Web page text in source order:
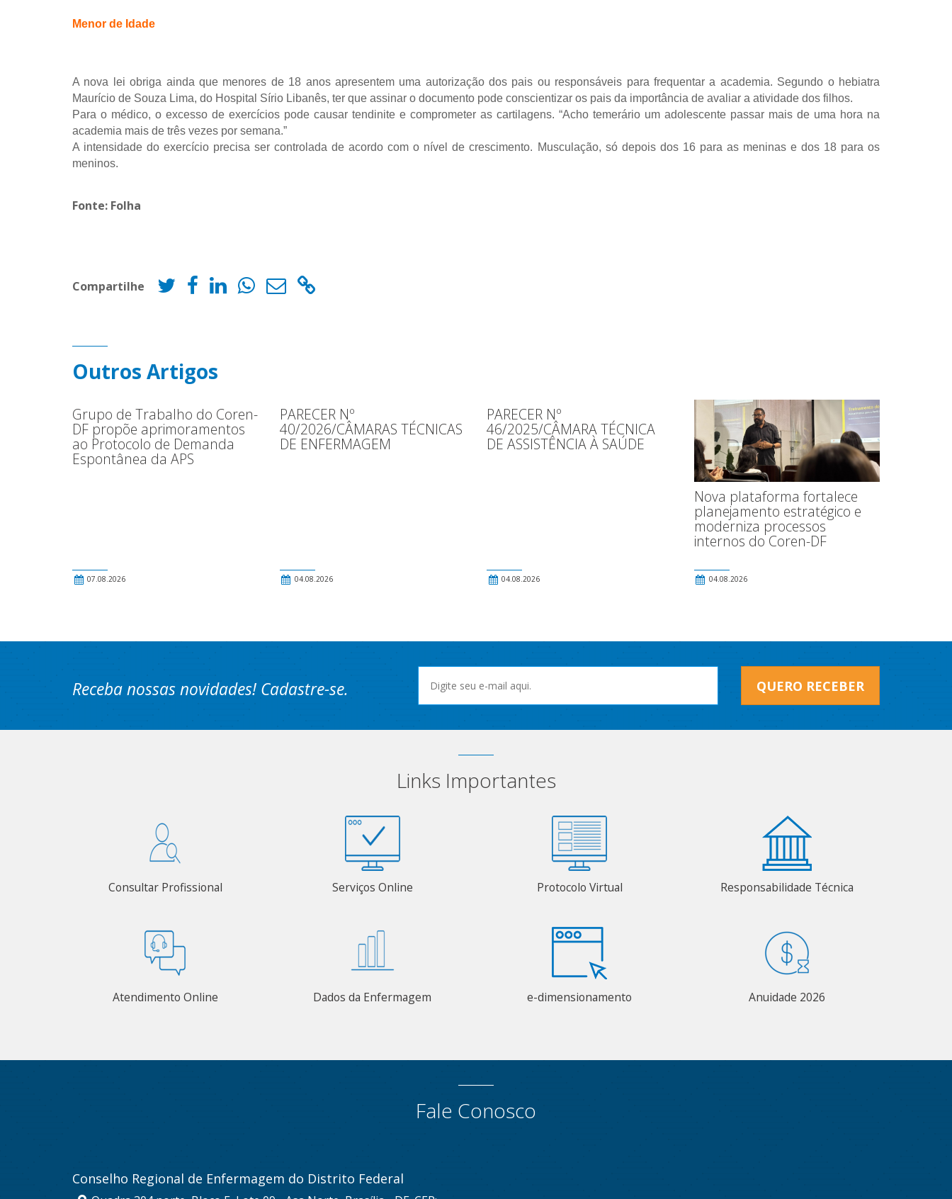
Menor de Idade
A nova lei obriga ainda que menores de 18 anos apresentem uma autorização dos pais ou responsáveis para frequentar a academia. Segundo o hebiatra
Maurício de Souza Lima, do Hospital Sírio Libanês, ter que assinar o documento pode conscientizar os pais da importância de avaliar a atividade dos filhos.
Para o médico, o excesso de exercícios pode causar tendinite e comprometer as cartilagens. “Acho temerário um adolescente passar mais de uma hora na
academia mais de três vezes por semana.”
A intensidade do exercício precisa ser controlada de acordo com o nível de crescimento. Musculação, só depois dos 16 para as meninas e dos 18 para os
meninos.
Fonte: Folha
Compartilhe
Outros Artigos
Grupo de Trabalho do Coren-
DF propõe aprimoramentos
ao Protocolo de Demanda
Espontânea da APS
07.08.2026
PARECER Nº
40/2026/CÂMARAS TÉCNICAS
DE ENFERMAGEM
04.08.2026
PARECER Nº
46/2025/CÂMARA TÉCNICA
DE ASSISTÊNCIA À SAÚDE
04.08.2026
Nova plataforma fortalece
planejamento estratégico e
moderniza processos
internos do Coren-DF
04.08.2026
Receba nossas novidades! Cadastre-se. QUERO RECEBER
Links Importantes
Consultar Profissional Serviços Online Protocolo Virtual Responsabilidade Técnica
Atendimento Online Dados da Enfermagem e-dimensionamento Anuidade 2026
Fale Conosco
Conselho Regional de Enfermagem do Distrito Federal